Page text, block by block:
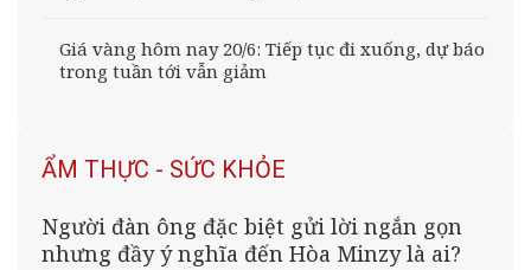
Giá vàng hôm nay 20/6: Tiếp tục đi xuống, dự báo
trong tuần tới vẫn giảm
ẨM THỰC - SỨC KHỎE
Người đàn ông đặc biệt gửi lời ngắn gọn
nhưng đầy ý nghĩa đến Hòa Minzy là ai?